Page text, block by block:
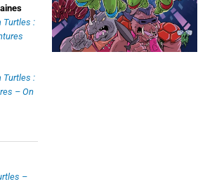
Turtles :
Turtles :
– On
–